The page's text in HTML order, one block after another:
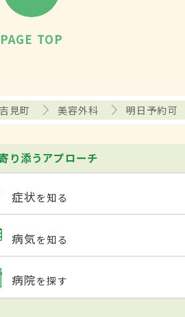
PAGE TOP
見町 美容外科 明日予約可
り添うアプローチ
症状を知る
病気を知る
病院を探す